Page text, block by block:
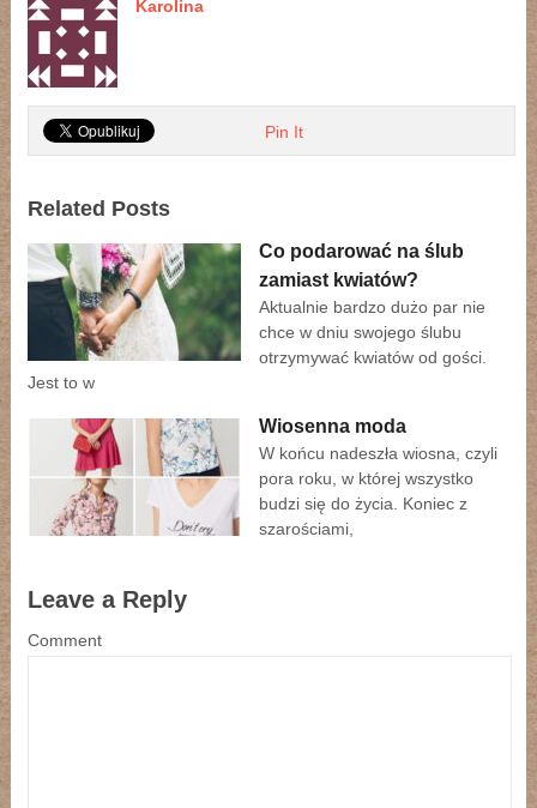
Karolina
Pin It
Related Posts
Co podarować na ślub
zamiast kwiatów?
Aktualnie bardzo dużo par nie
chce w dniu swojego ślubu
otrzymywać kwiatów od gości.
Jest to w
Wiosenna moda
W końcu nadeszła wiosna, czyli
pora roku, w której wszystko
budzi się do życia. Koniec z
szarościami,
Leave a Reply
Comment